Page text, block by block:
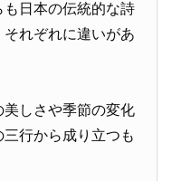
も日本の伝統的な詩
れぞれに違いがあ
しさや季節の変化
行から成り立つも